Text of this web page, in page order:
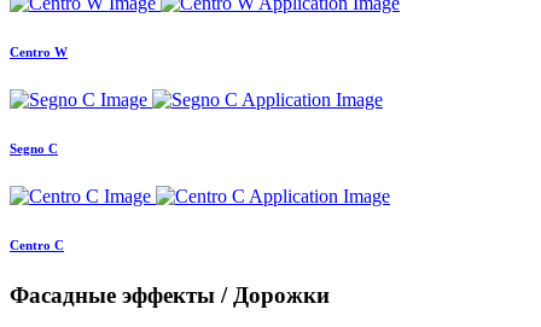
Centro W
Segno C
Centro C
Фасадные эффекты / Дорожки